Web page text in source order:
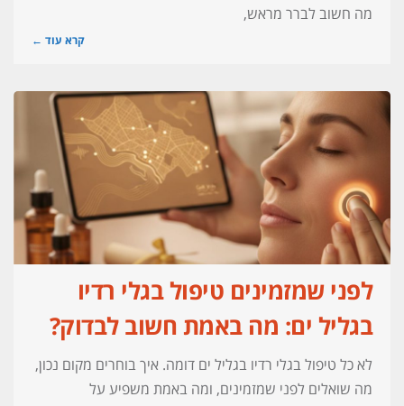
מה חשוב לברר מראש,
קרא עוד ←
לפני שמזמינים טיפול בגלי רדיו
בגליל ים: מה באמת חשוב לבדוק?
לא כל טיפול בגלי רדיו בגליל ים דומה. איך בוחרים מקום נכון,
מה שואלים לפני שמזמינים, ומה באמת משפיע על